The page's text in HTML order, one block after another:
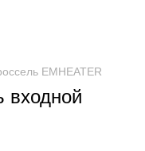
EMHEATER
входной